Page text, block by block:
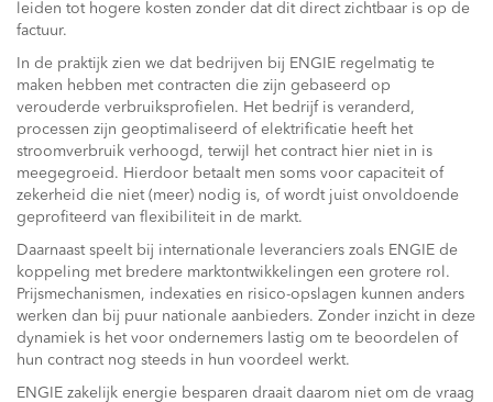
leiden tot hogere kosten zonder dat dit direct zichtbaar is op de
factuur.
In de praktijk zien we dat bedrijven bij ENGIE regelmatig te
maken hebben met contracten die zijn gebaseerd op
verouderde verbruiksprofielen. Het bedrijf is veranderd,
processen zijn geoptimaliseerd of elektrificatie heeft het
stroomverbruik verhoogd, terwijl het contract hier niet in is
meegegroeid. Hierdoor betaalt men soms voor capaciteit of
zekerheid die niet (meer) nodig is, of wordt juist onvoldoende
geprofiteerd van flexibiliteit in de markt.
Daarnaast speelt bij internationale leveranciers zoals ENGIE de
koppeling met bredere marktontwikkelingen een grotere rol.
Prijsmechanismen, indexaties en risico-opslagen kunnen anders
werken dan bij puur nationale aanbieders. Zonder inzicht in deze
dynamiek is het voor ondernemers lastig om te beoordelen of
hun contract nog steeds in hun voordeel werkt.
ENGIE zakelijk energie besparen draait daarom niet om de vraag